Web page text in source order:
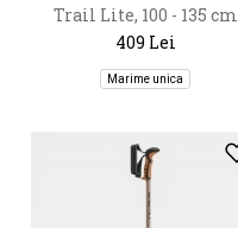
Trail Lite, 100 - 135 cm
409 Lei
Marime unica